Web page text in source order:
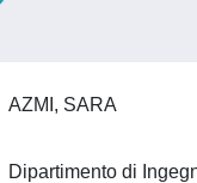
AZMI, SARA
Dipartimento di